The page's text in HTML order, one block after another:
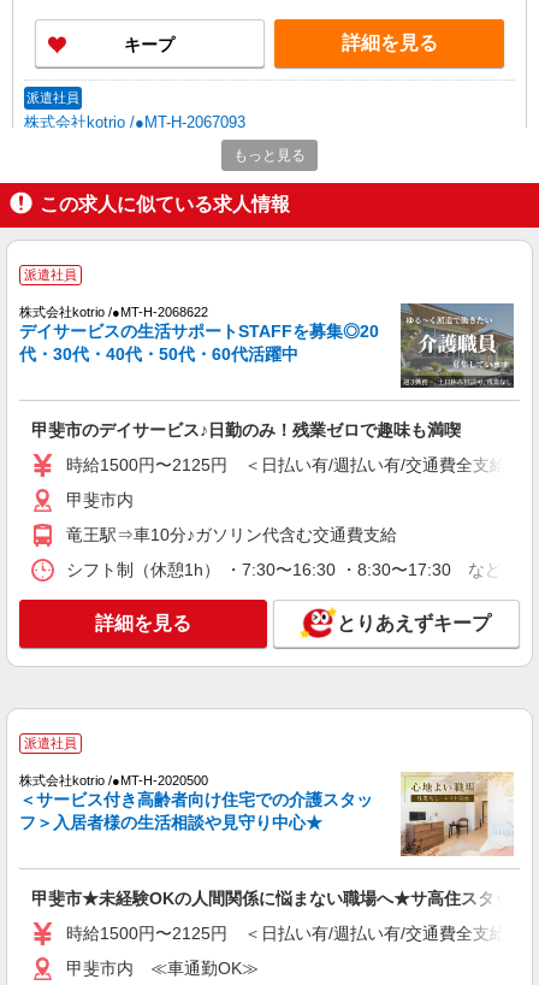
キープ 詳細を見る
派遣社員
株式会社kotrio /●MT-H-2067093
甲斐市≫家庭的でこぢんまりしたグルホ＊家事
サポートなど
時給1500円〜2125円 ＜日払い有/週払い有/交
通費全支給(ガソリン代含む)＞
キープ 詳細を見る
派遣社員
＊サ高住
時給1500円〜2125円 ＜日払い有/週払い有/交
キープ 詳細を見る
株式会社kotrio /●MT-H-2028599
甲斐市内 ≪車通勤OK≫
詳細を見る
派遣社員
介護は人生のサポーター。サ高住STAFF募
集。日払いOK！
もっと見る
この求人に似ている求人情報
派遣社員
株式会社kotrio /●MT-H-2068622
デイサービスの生活サポートSTAFFを募集◎20
代・30代・40代・50代・60代活躍中
甲斐市のデイサービス♪日勤のみ！残業ゼロで趣味も満喫
時給1500円〜2125円 ＜日払い有/週払い有/交通費全支給(ガ
甲斐市内
竜王駅⇒車10分♪ガソリン代含む交通費支給
シフト制（休憩1h） ・7:30〜16:30 ・8:30〜17:30 など ※
詳細を見る とりあえずキープ
派遣社員
株式会社kotrio /●MT-H-2020500
＜サービス付き高齢者向け住宅での介護スタッ
フ＞入居者様の生活相談や見守り中心★
甲斐市★未経験OKの人間関係に悩まない職場へ★サ高住スタッフ
時給1500円〜2125円 ＜日払い有/週払い有/交通費全支給(ガ
甲斐市内 ≪車通勤OK≫